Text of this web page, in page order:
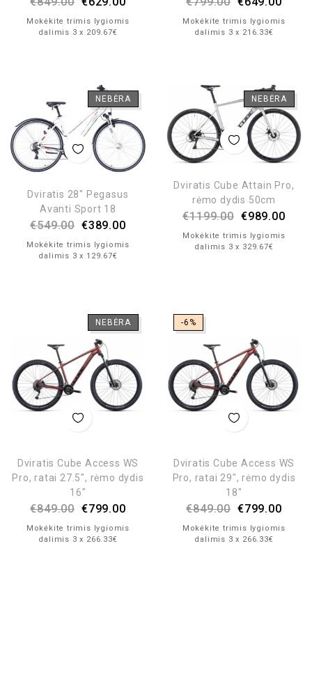
Mokėkite trimis lygiomis
dalimis 3 x 209.67€
Mokėkite trimis lygiomis
dalimis 3 x 216.33€
NEBĖRA
Dviratis 28″ Pegasus
Avanti Sport 18
€549.00 €389.00
Mokėkite trimis lygiomis
dalimis 3 x 129.67€
NEBĖRA
Dviratis Cube Attain Pro,
rėmo dydis 50cm
€1199.00 €989.00
Mokėkite trimis lygiomis
dalimis 3 x 329.67€
NEBĖRA
Dviratis Cube Access WS
Pro, ratai 27.5″, rėmo dydis
16″
€849.00 €799.00
Mokėkite trimis lygiomis
dalimis 3 x 266.33€
-6%
Dviratis Cube Access WS
Pro, ratai 29″, rėmo dydis
18″
€849.00 €799.00
Mokėkite trimis lygiomis
dalimis 3 x 266.33€